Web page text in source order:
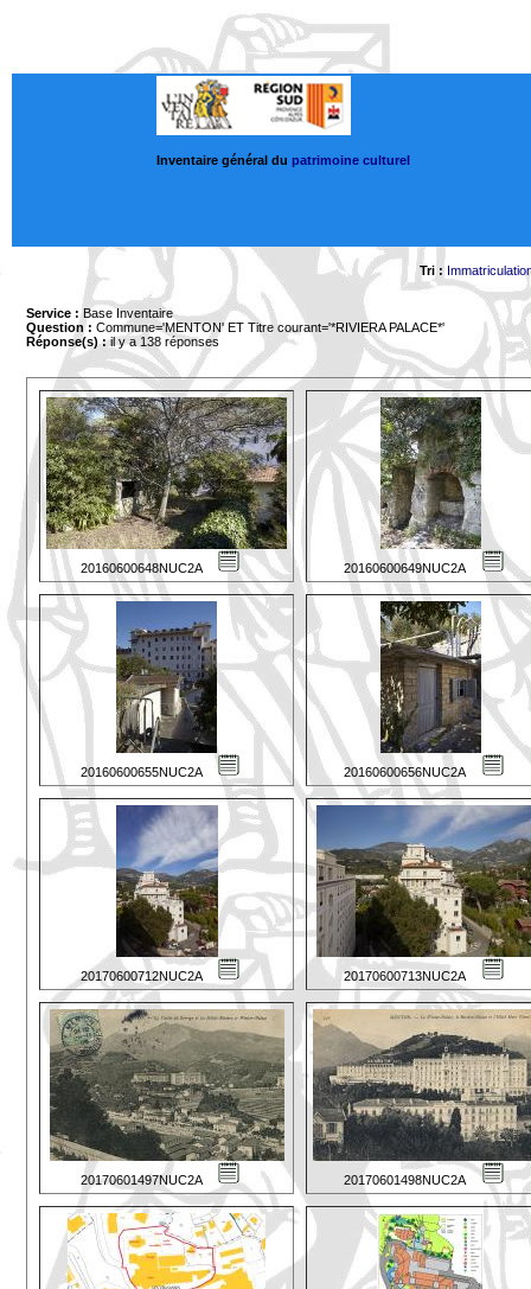
Inventaire général du patrimoine culturel
Tri :
Service : Base Inventaire
Question : Commune='MENTON' ET Titre courant='*RIVIERA PALACE*'
Réponse(s) :il y a 138 réponses
20160600648NUC2A 20160600649NUC2A
20160600655NUC2A 20160600656NUC2A
20170600712NUC2A 20170600713NUC2A
20170601497NUC2A 20170601498NUC2A